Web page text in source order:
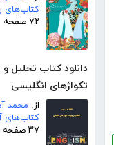
کتاب‌های
۷۲ صفحه
دانلود کتاب تحلیل
تکواژهای انگلیسی
از: محمد
کتاب‌های
۳۷ صفحه